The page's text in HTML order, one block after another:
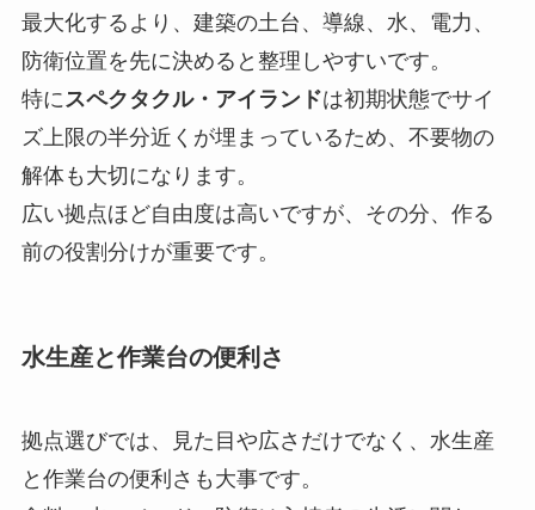
最大化するより、建築の土台、導線、水、電力、
防衛位置を先に決めると整理しやすいです。
特にスペクタクル・アイランドは初期状態でサイ
ズ上限の半分近くが埋まっているため、不要物の
解体も大切になります。
広い拠点ほど自由度は高いですが、その分、作る
前の役割分けが重要です。
水生産と作業台の便利さ
拠点選びでは、見た目や広さだけでなく、水生産
と作業台の便利さも大事です。